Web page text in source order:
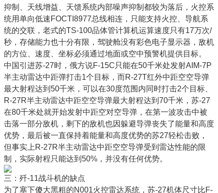
抑制、天线增益、天馈系统内部噪声抑制都较为落后，火控系
统用单向低速FOCTI8977总线相连，只能支持火控、导航系
统的交联，老式的TS-100品体管计算机运算速度只有17万次/
秒，存储能力也十分有限，驾驶舱没有彩色电子显示器，敌机
的方位、速度、坐标必须通过地面或空中预警机提供目标。
中国引进苏-27时，俄方说F-15C只能在50千米处发射AIM-7P
半主动雷达中距弹打击1个目标，而R-27T红外中距空空导弹
最大射程达到50千米，可以在30度范围内同时打击2个目标、
R-27R半主动雷达中距空空导弹最大射程达到70千米，苏-27
在80千米处就开始发射中距空对空导弹，在第一波攻击中被
击落一部分敌机，剩下的敌机也因躲避导弹丧失了能量和高度
优势，最后被一直保持着能量和高度优势的苏27轻松击败，
但事实上R-27R半主动雷达中距空空导弹受到雷达性能的限
制，实际射程只能达到50%，并没有任何优势。
三：歼-11战斗机的缺点
为了塞下傻大黑粗的N001火控雷达系统，苏-27机体尺寸比F-